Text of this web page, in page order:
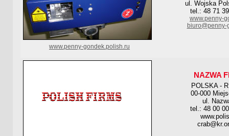
ul. Wojska
tel.: 48 71
www.penny-
biuro@penny-
www.penny-gondek.polish.ru
NAZWA
POLSKA -
00-000
ul.
tel.: 48 00